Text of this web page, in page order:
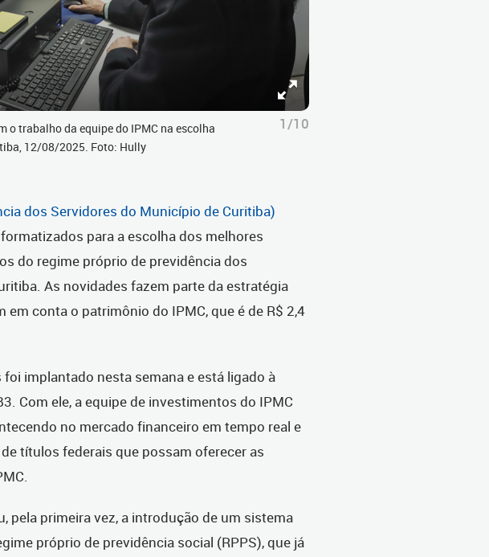
trabalho da equipe do IPMC na escolha
12/08/2025. Foto: Hully
1/10
dos Servidores do Município de Curitiba)
para a escolha dos melhores
do regime próprio de previdência dos
As novidades fazem parte da estratégia
conta o patrimônio do IPMC, que é de R$ 2,4
implantado nesta semana e está ligado à
Com ele, a equipe de investimentos do IPMC
no mercado financeiro em tempo real e
títulos federais que possam oferecer as
pela primeira vez, a introdução de um sistema
próprio de previdência social (RPPS), que já